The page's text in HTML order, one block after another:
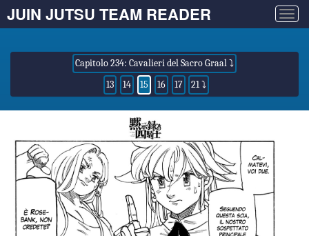
JUIN JUTSU TEAM READER
Capitolo 234: Cavalieri del Sacro Graal ⤵
13
14 15 16 17 21 ⤵